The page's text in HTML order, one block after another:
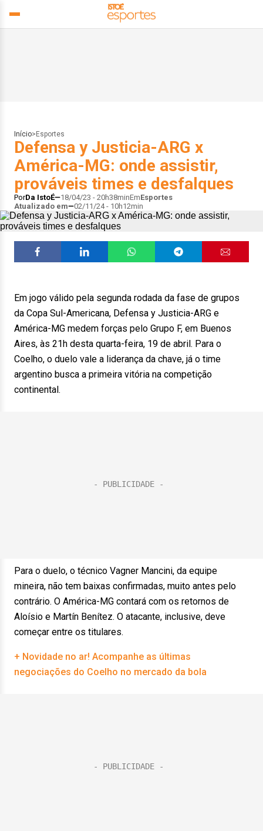
Início> Esportes
Defensa y Justicia-ARG x
América-MG: onde assistir,
prováveis times e desfalques
PorDa IstoÉ 18/04/23 - 20h38minEmEsportes
Atualizado em
02/11/24 - 10h12min
Em jogo válido pela segunda rodada da fase de grupos
da Copa Sul-Americana, Defensa y Justicia-ARG e
América-MG medem forças pelo Grupo F, em Buenos
Aires, às 21h desta quarta-feira, 19 de abril. Para o
Coelho, o duelo vale a liderança da chave, já o time
argentino busca a primeira vitória na competição
continental.
Para o duelo, o técnico Vagner Mancini, da equipe
mineira, não tem baixas confirmadas, muito antes pelo
contrário. O América-MG contará com os retornos de
Aloísio e Martín Benítez. O atacante, inclusive, deve
começar entre os titulares.
+ Novidade no ar! Acompanhe as últimas
negociações do Coelho no mercado da bola